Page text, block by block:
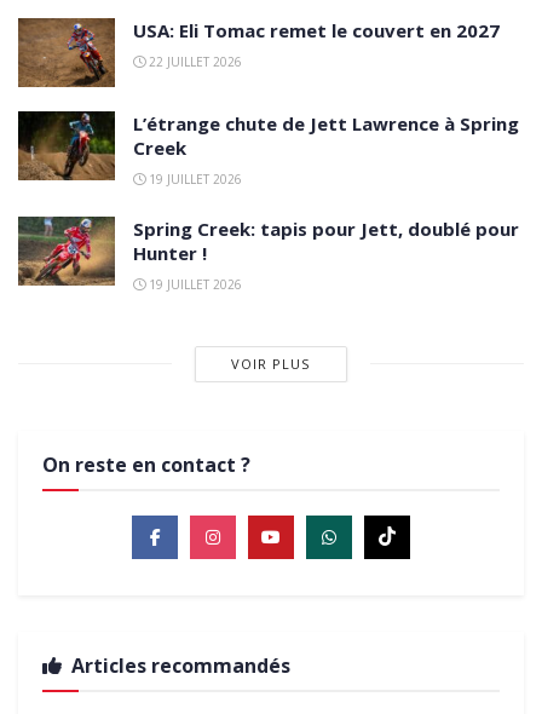
USA: Eli Tomac remet le couvert en 2027
22 JUILLET 2026
L’étrange chute de Jett Lawrence à Spring
Creek
19 JUILLET 2026
Spring Creek: tapis pour Jett, doublé pour
Hunter !
19 JUILLET 2026
VOIR PLUS
On reste en contact ?
Articles recommandés